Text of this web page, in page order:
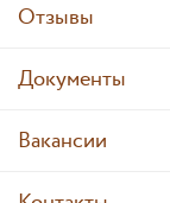
Отзывы
Документы
Вакансии